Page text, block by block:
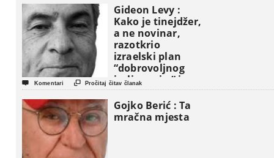
Gideon Levy :
Kako je tinejdžer,
a ne novinar,
razotkrio
izraelski plan
“dobrovoljnog
iseljavanja ” iz
Gaze
 Komentari  Pročitaj čitav članak
Gojko Berić : Ta
mračna mjesta